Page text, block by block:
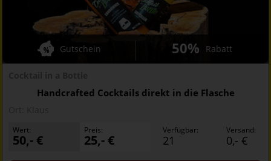
Handcrafted Cocktails direkt in die Flasche
Gutschein 50% Rabatt
Wert:
50,- €
Preis:
25,- €
Verfügbar:
21
Versand:
0,- €